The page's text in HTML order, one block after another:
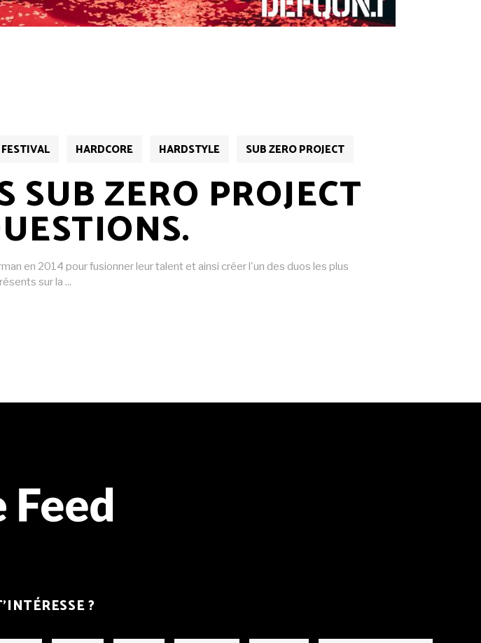
HARDCORE HARDSTYLE SUB ZERO PROJECT
SUB ZERO PROJECT
en 2014 pour fusionner leur talent et ainsi créer l'un des duos les plus
sur la
?